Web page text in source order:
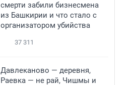
смерти забили бизнесмена
из Башкирии и что стало с
организатором убийства
37 311
Давлеканово — деревня,
Раевка — не рай, Чишмы и